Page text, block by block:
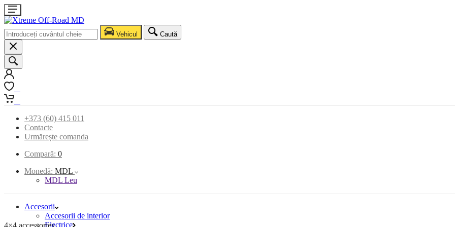
Vehicul Caută
+373 (60) 415 011
Contacte
Urmărește comanda
Compară: 0
Monedă: MDL
MDL Leu
Accesorii
Accesorii de interior
Electrice
4×4 accessories